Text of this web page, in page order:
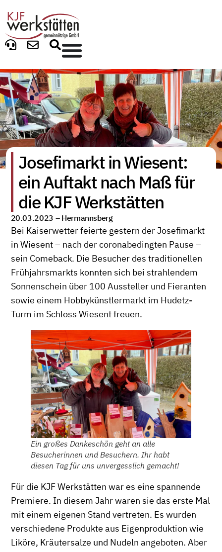
Josefimarkt in Wiesent:
ein Auftakt nach Maß für
die KJF Werkstätten
20.03.2023 – Hermannsberg
Bei Kaiserwetter feierte gestern der Josefimarkt
in Wiesent – nach der coronabedingten Pause –
sein Comeback. Die Besucher des traditionellen
Frühjahrsmarkts konnten sich bei strahlendem
Sonnenschein über 100 Aussteller und Fieranten
sowie einem Hobbykünstlermarkt im Hudetz-
Turm im Schloss Wiesent freuen.
Ein großes Dankeschön geht an alle
Besucherinnen und Besuchern. Ihr habt
diesen Tag für uns unvergesslich gemacht!
Für die KJF Werkstätten war es eine spannende
Premiere. In diesem Jahr waren sie das erste Mal
mit einem eigenen Stand vertreten. Es wurden
verschiedene Produkte aus Eigenproduktion wie
Liköre, Kräutersalze und Nudeln angeboten. Aber